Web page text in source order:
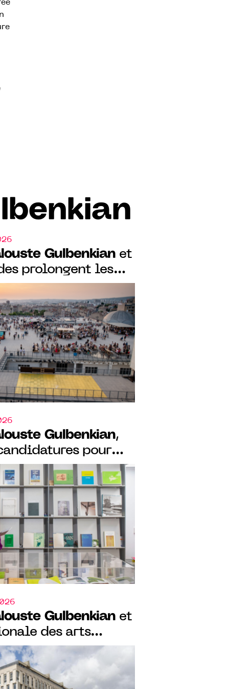
Gulbenkian et
prolongent les
la résidence
la Belle de
Gulbenkian,
pour
résidence
de la
Gulbenkian et
des arts
édition du
Curadores